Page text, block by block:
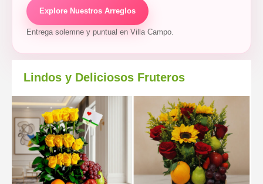
Explore Nuestros Arreglos
Entrega solemne y puntual en Villa Campo.
Lindos y Deliciosos Fruteros